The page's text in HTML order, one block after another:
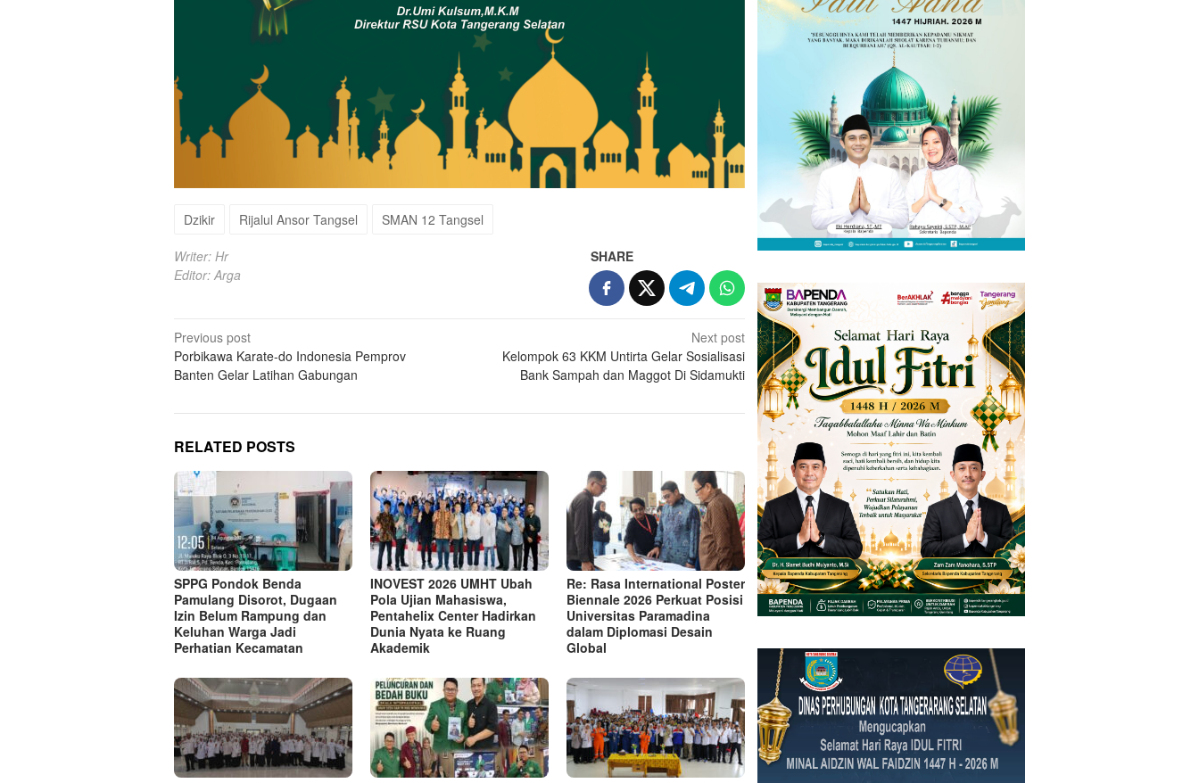
Dzikir Rijalul Ansor Tangsel SMAN 12 Tangsel
Writer: Hr
Editor: Arga
SHARE
Post
navigation
Previous post
Porbikawa Karate-do Indonesia Pemprov
Banten Gelar Latihan Gabungan
Next post
Kelompok 63 KKM Untirta Gelar Sosialisasi
Bank Sampah dan Maggot Di Sidamukti
RELATED POSTS
SPPG Pondok Benda
Pamulang Disorot, Dugaan
Izin Belum Rampung dan
Keluhan Warga Jadi
Perhatian Kecamatan
INOVEST 2026 UMHT Ubah
Pola Ujian Mahasiswa,
Pentahelix Center Hadirkan
Dunia Nyata ke Ruang
Akademik
Re: Rasa International Poster
Biennale 2026 Perkuat Posisi
Universitas Paramadina
dalam Diplomasi Desain
Global